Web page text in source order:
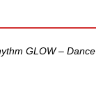
GLOW – Dance